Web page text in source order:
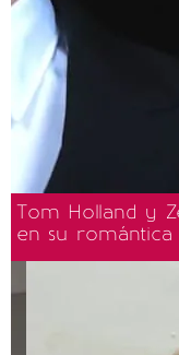
Tom Holland y
en su